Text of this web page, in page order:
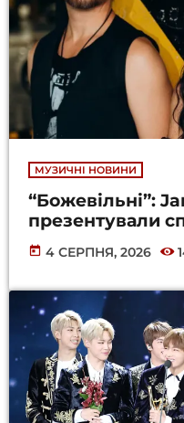
МУЗИЧНІ НОВИНИ
“Божевільні”:
презентували
today 4 СЕРПНЯ, 2026